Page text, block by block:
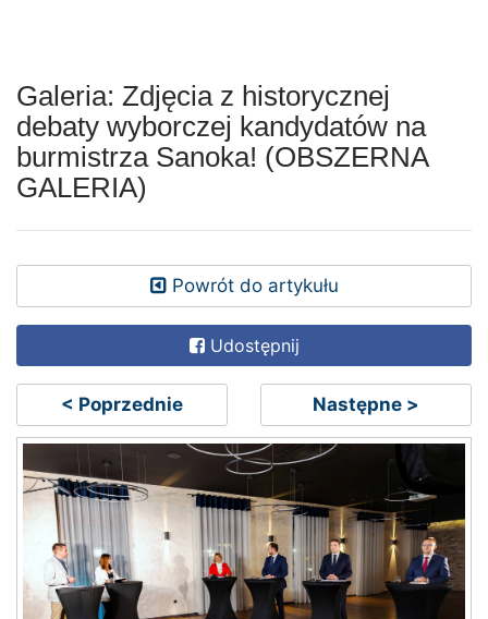
Galeria: Zdjęcia z historycznej
debaty wyborczej kandydatów na
burmistrza Sanoka! (OBSZERNA
GALERIA)
Powrót do artykułu
Udostępnij
< Poprzednie Następne >